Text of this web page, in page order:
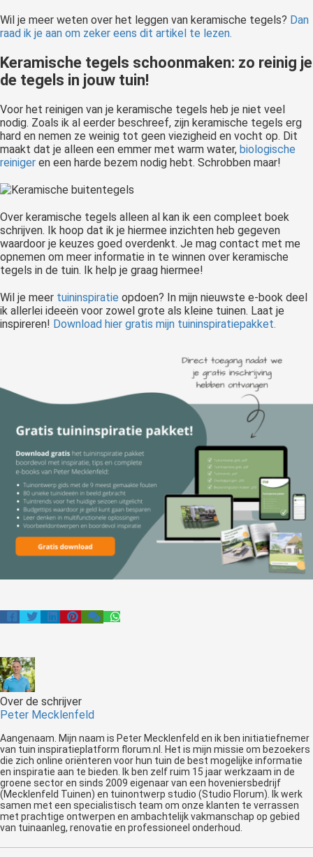
Wil je meer weten over het leggen van keramische tegels? Dan
raad ik je aan om zeker eens dit artikel te lezen.
Keramische tegels schoonmaken: zo reinig je
de tegels in jouw tuin!
Voor het reinigen van je keramische tegels heb je niet veel
nodig. Zoals ik al eerder beschreef, zijn keramische tegels erg
hard en nemen ze weinig tot geen viezigheid en vocht op. Dit
maakt dat je alleen een emmer met warm water, biologische
reiniger en een harde bezem nodig hebt. Schrobben maar!
Over keramische tegels alleen al kan ik een compleet boek
schrijven. Ik hoop dat ik je hiermee inzichten heb gegeven
waardoor je keuzes goed overdenkt. Je mag contact met me
opnemen om meer informatie in te winnen over keramische
tegels in de tuin. Ik help je graag hiermee!
Wil je meer tuininspiratie opdoen? In mijn nieuwste e-book deel
ik allerlei ideeën voor zowel grote als kleine tuinen. Laat je
inspireren! Download hier gratis mijn tuininspiratiepakket.
Over de schrijver
Peter Mecklenfeld
Aangenaam. Mijn naam is Peter Mecklenfeld en ik ben initiatiefnemer
van tuin inspiratieplatform florum.nl. Het is mijn missie om bezoekers
die zich online oriënteren voor hun tuin de best mogelijke informatie
en inspiratie aan te bieden. Ik ben zelf ruim 15 jaar werkzaam in de
groene sector en sinds 2009 eigenaar van een hoveniersbedrijf
(Mecklenfeld Tuinen) en tuinontwerp studio (Studio Florum). Ik werk
samen met een specialistisch team om onze klanten te verrassen
met prachtige ontwerpen en ambachtelijk vakmanschap op gebied
van tuinaanleg, renovatie en professioneel onderhoud.